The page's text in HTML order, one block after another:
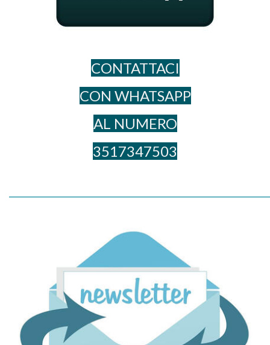
CONTATTACI
CON WHATSAPP
AL NUME​RO
3517347503